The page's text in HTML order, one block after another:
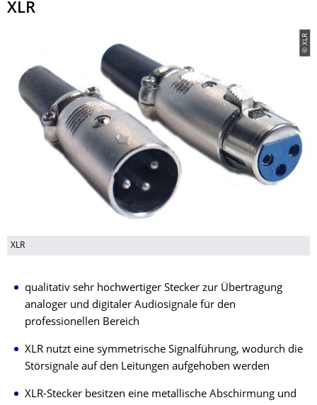
XLR
© XLR
XLR
qualitativ sehr hochwertiger Stecker zur Übertragung
analoger und digitaler Audiosignale für den
professionellen Bereich
XLR nutzt eine symmetrische Signalführung, wodurch die
Störsignale auf den Leitungen aufgehoben werden
XLR-Stecker besitzen eine metallische Abschirmung und